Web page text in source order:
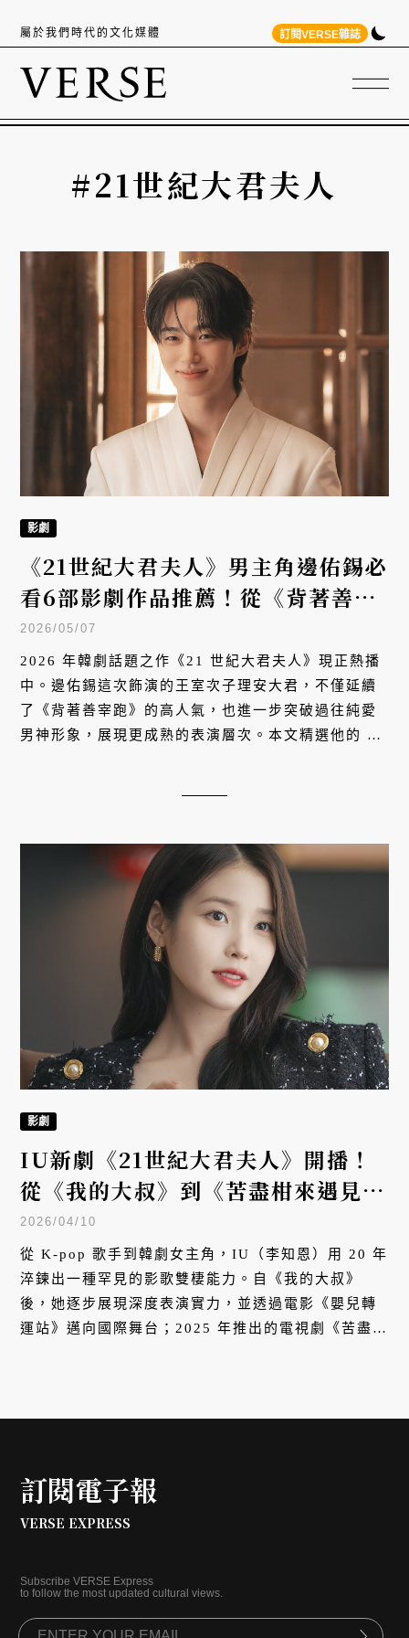
屬於我們時代的文化媒體 訂閱VERSE雜誌
#21世紀大君夫人
影劇
《21世紀大君夫人》男主角邊佑錫必
看6部影劇作品推薦！從《背著善宰
跑》爆紅到新世代男神
2026/05/07
2026 年韓劇話題之作《21 世紀大君夫人》現正熱播
中。邊佑錫這次飾演的王室次子理安大君，不僅延續
了《背著善宰跑》的高人氣，也進一步突破過往純愛
男神形象，展現更成熟的表演層次。本文精選他的 6
影劇
IU新劇《21世紀大君夫人》開播！
從《我的大叔》到《苦盡柑來遇見
你》的表演進化
2026/04/10
從 K-pop 歌手到韓劇女主角，IU（李知恩）用 20 年
淬鍊出一種罕見的影歌雙棲能力。自《我的大叔》
後，她逐步展現深度表演實力，並透過電影《嬰兒轉
運站》邁向國際舞台；2025 年推出的電視劇《苦盡柑
訂閱電子報
VERSE EXPRESS
Subscribe VERSE Express
to follow the most updated cultural views.